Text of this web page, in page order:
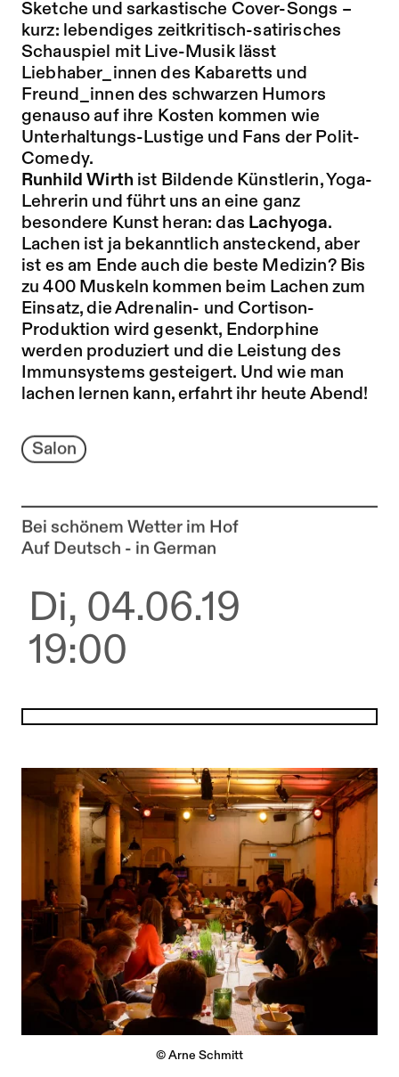
Salon
Bei schönem Wetter im Hof
Auf Deutsch - in German
Sketche und sarkastische Cover-Songs –
kurz: lebendiges zeitkritisch-satirisches
Schauspiel mit Live-Musik lässt
Liebhaber_innen des Kabaretts und
Freund_innen des schwarzen Humors
genauso auf ihre Kosten kommen wie
Unterhaltungs-Lustige und Fans der Polit-
Comedy.
Runhild Wirth ist Bildende Künstlerin, Yoga-
Lehrerin und führt uns an eine ganz
besondere Kunst heran: das Lachyoga.
Lachen ist ja bekanntlich ansteckend, aber
ist es am Ende auch die beste Medizin? Bis
zu 400 Muskeln kommen beim Lachen zum
Einsatz, die Adrenalin- und Cortison-
Produktion wird gesenkt, Endorphine
werden produziert und die Leistung des
Immunsystems gesteigert. Und wie man
lachen lernen kann, erfahrt ihr heute Abend!
Di, 04.06.19
19:00
© Arne Schmitt